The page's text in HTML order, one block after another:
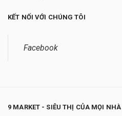
KẾT NỐI VỚI CHÚNG TÔI
Facebook
9 MARKET - SIÊU THỊ CỦA MỌI NHÀ